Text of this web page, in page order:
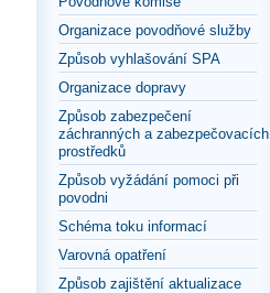
Organizace povodňové služby
Způsob vyhlašování SPA
Organizace dopravy
Způsob zabezpečení
záchranných a zabezpečovacích
prostředků
Způsob vyžádání pomoci při
povodni
Schéma toku informací
Varovná opatření
Způsob zajištění aktualizace